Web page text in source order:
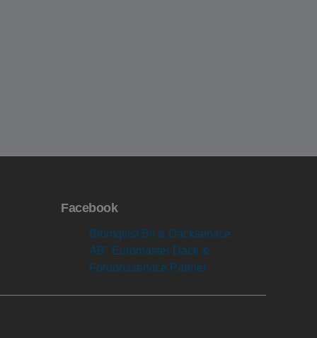
Facebook
Blomqvist Bil & Däckservice
AB" Euromaster Däck &
Fordonsservice Partner